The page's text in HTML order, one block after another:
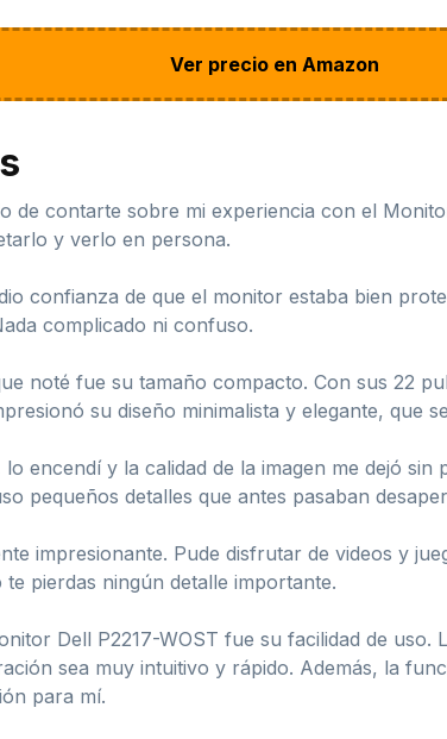
Ver precio en Amazon
de contarte sobre mi experiencia con el
y verlo en persona.
confianza de que el monitor estaba bien
complicado ni confuso.
noté fue su tamaño compacto. Con sus 22
su diseño minimalista y elegante, que
encendí y la calidad de la imagen me dejó
pequeños detalles que antes pasaban
impresionante. Pude disfrutar de videos y
pierdas ningún detalle importante.
Dell P2217-WOST fue su facilidad de
sea muy intuitivo y rápido. Además, la
para mí.